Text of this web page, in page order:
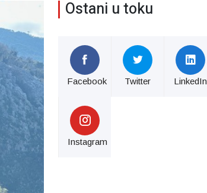
Ostani u toku
Facebook Twitter LinkedIn
Instagram